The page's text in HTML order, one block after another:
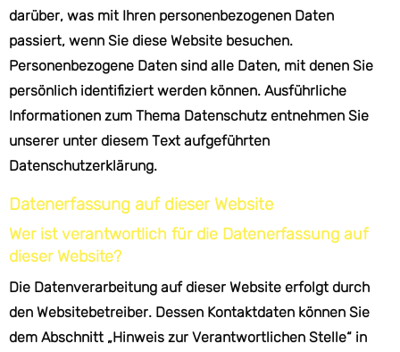
darüber, was mit Ihren personenbezogenen Daten
passiert, wenn Sie diese Website besuchen.
Personenbezogene Daten sind alle Daten, mit denen Sie
persönlich identifiziert werden können. Ausführliche
Informationen zum Thema Datenschutz entnehmen Sie
unserer unter diesem Text aufgeführten
Datenschutzerklärung.
Datenerfassung auf dieser Website
Wer ist verantwortlich für die Datenerfassung auf
dieser Website?
Die Datenverarbeitung auf dieser Website erfolgt durch
den Websitebetreiber. Dessen Kontaktdaten können Sie
dem Abschnitt „Hinweis zur Verantwortlichen Stelle“ in